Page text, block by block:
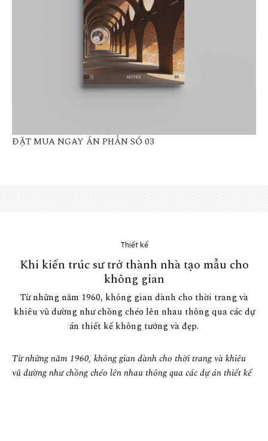
ĐẶT MUA NGAY ẤN PHẨN SỐ 03
Thiết kế
Khi kiến ​​trúc sư trở thành nhà tạo mẫu cho
không gian
Từ những năm 1960, không gian dành cho thời trang và
khiêu vũ dường như chồng chéo lên nhau thông qua các dự
án thiết kế không tưởng và đẹp.
Từ những năm 1960, không gian dành cho thời trang và khiêu
vũ dường như chồng chéo lên nhau thông qua các dự án thiết kế